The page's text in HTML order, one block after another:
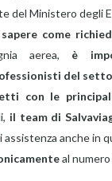
del Ministero degli
come
aerea, è
del
con le
il team di
anche in
al numero